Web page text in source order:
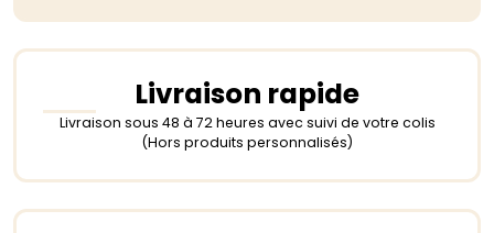
Livraison rapide
Livraison sous 48 à 72 heures avec suivi de votre colis
(Hors produits personnalisés)